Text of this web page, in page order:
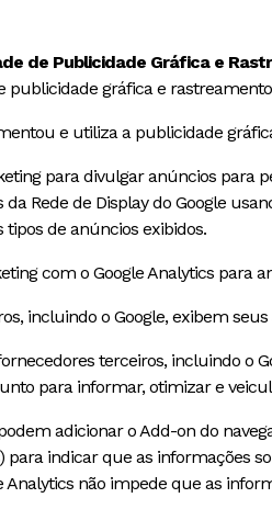
de Publicidade Gráfica e
publicidade gráfica e
e utiliza a publicidade
para divulgar anúncios para
Rede de Display do Google
de anúncios exibidos.
com o Google Analytics para
incluindo o Google, exibem
terceiros, incluindo o
para informar, otimizar e
adicionar o Add-on do
para indicar que as informações
Analytics não impede que as